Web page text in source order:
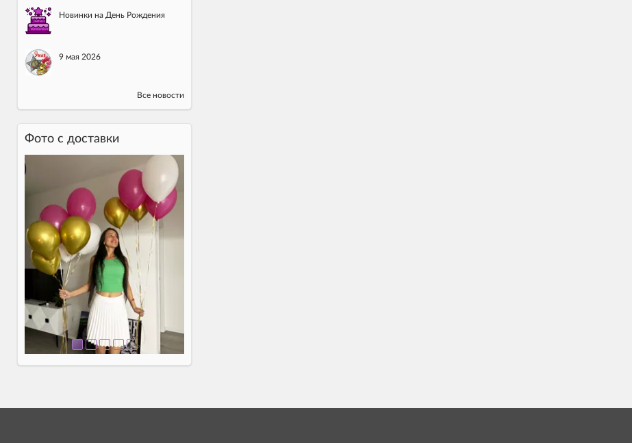
Новинки на День Рождения
9 мая 2026
Все новости
Фото c доставки